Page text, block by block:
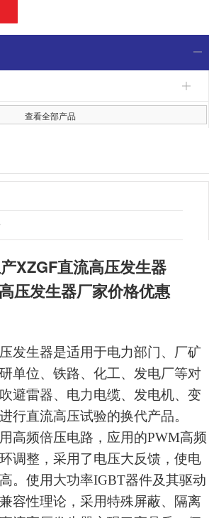
查看全部产品
XZGF直流高压发生器
压发生器厂家价格优惠
发生器是适用于电力部门、厂矿
单位、铁路、化工、发电厂等对
避雷器、电力电缆、发电机、变
行直流高压试验的换代产品。
高频倍压电路，应用的PWM高频
调整，采用了电压大反馈，使电
。使用大功率IGBT器件及其驱动
容性理论，采用特殊屏蔽、隔离